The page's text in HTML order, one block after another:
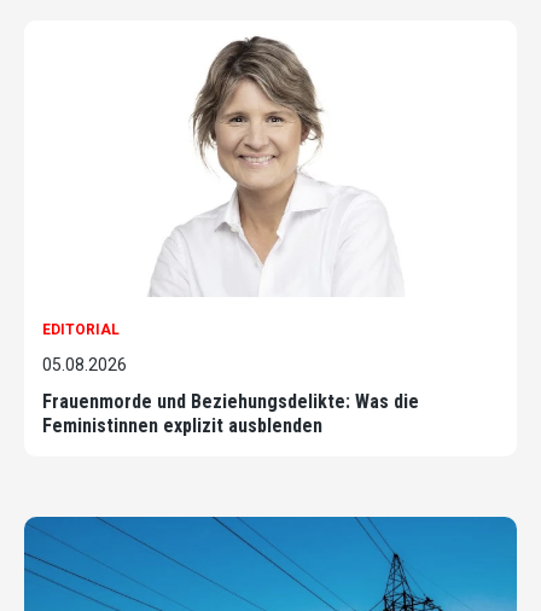
EDITORIAL
05.08.2026
Frauenmorde und Beziehungsdelikte: Was die
Feministinnen explizit ausblenden